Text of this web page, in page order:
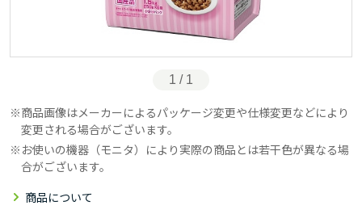
1 / 1
商品画像はメーカーによるパッケージ変更や仕様変更などにより
変更される場合がございます。
お使いの機器（モニタ）により実際の商品とは若干色が異なる場
合がございます。
商品について